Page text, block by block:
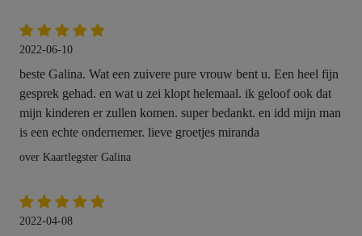
2022-06-10
beste Galina. Wat een zuivere pure vrouw bent u. Een heel fijn
gesprek gehad. en wat u zei klopt helemaal. ik geloof ook dat
mijn kinderen er zullen komen. super bedankt. en idd mijn man
is een echte ondernemer. lieve groetjes miranda
over Kaartlegster Galina
2022-04-08